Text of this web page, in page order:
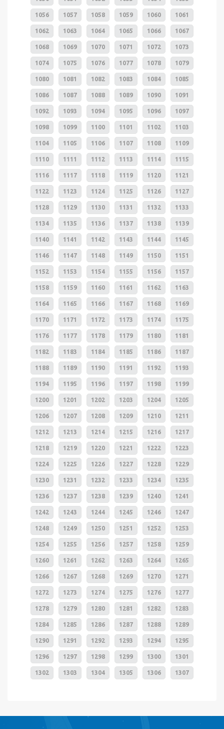
1056 1057 1058 1059 1060 1061
1062 1063 1064 1065 1066 1067
1068 1069 1070 1071 1072 1073
1074 1075 1076 1077 1078 1079
1080 1081 1082 1083 1084 1085
1086 1087 1088 1089 1090 1091
1092 1093 1094 1095 1096 1097
1098 1099 1100 1101 1102 1103
1104 1105 1106 1107 1108 1109
1110 1111 1112 1113 1114 1115
1116 1117 1118 1119 1120 1121
1122 1123 1124 1125 1126 1127
1128 1129 1130 1131 1132 1133
1134 1135 1136 1137 1138 1139
1140 1141 1142 1143 1144 1145
1146 1147 1148 1149 1150 1151
1152 1153 1154 1155 1156 1157
1158 1159 1160 1161 1162 1163
1164 1165 1166 1167 1168 1169
1170 1171 1172 1173 1174 1175
1176 1177 1178 1179 1180 1181
1182 1183 1184 1185 1186 1187
1188 1189 1190 1191 1192 1193
1194 1195 1196 1197 1198 1199
1200 1201 1202 1203 1204 1205
1206 1207 1208 1209 1210 1211
1212 1213 1214 1215 1216 1217
1218 1219 1220 1221 1222 1223
1224 1225 1226 1227 1228 1229
1230 1231 1232 1233 1234 1235
1236 1237 1238 1239 1240 1241
1242 1243 1244 1245 1246 1247
1248 1249 1250 1251 1252 1253
1254 1255 1256 1257 1258 1259
1260 1261 1262 1263 1264 1265
1266 1267 1268 1269 1270 1271
1272 1273 1274 1275 1276 1277
1278 1279 1280 1281 1282 1283
1284 1285 1286 1287 1288 1289
1290 1291 1292 1293 1294 1295
1296 1297 1298 1299 1300 1301
1302 1303 1304 1305 1306 1307